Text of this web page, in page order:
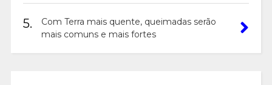
5.
Com Terra mais quente, queimadas serão
mais comuns e mais fortes